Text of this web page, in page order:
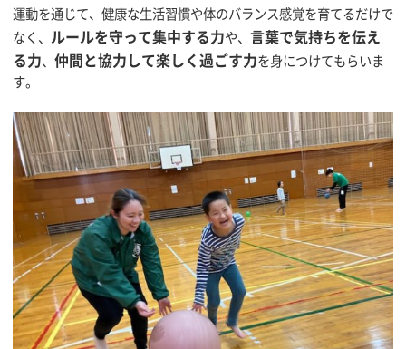
運動を通じて、健康な生活習慣や体のバランス感覚を育てるだけで
なく、 ルールを守って集中する力や、 言葉で気持ちを伝え
る力、 仲間と協力して楽しく過ごす力を身につけてもらいま
す。